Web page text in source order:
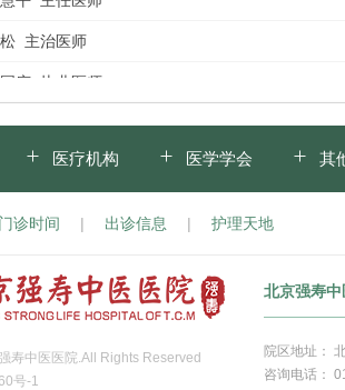
主治医师
国庆 执业医师
松 副主任医师
医疗机构 医学学会 其
门诊时间 | 出诊信息 | 护理天地
寿中医医院.All Rights Reserved
号-1
北京强寿
院区地址：
咨询电话：